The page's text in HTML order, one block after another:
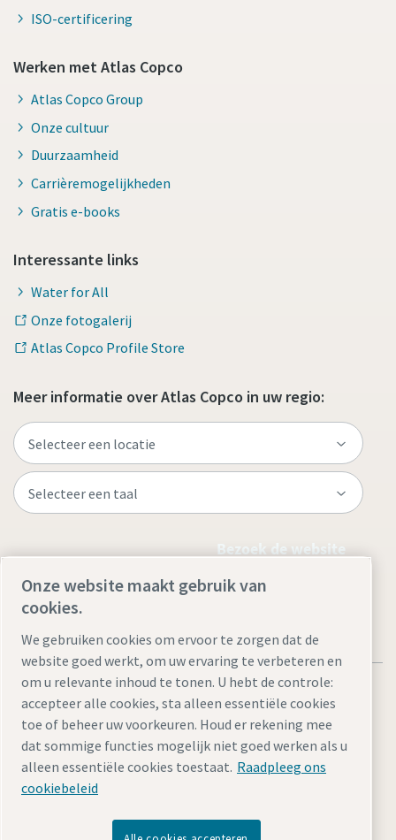
ISO-certificering
Werken met Atlas Copco
Atlas Copco Group
Onze cultuur
Duurzaamheid
Carrièremogelijkheden
Gratis e-books
Interessante links
Water for All
Onze fotogalerij
Atlas Copco Profile Store
Meer informatie over Atlas Copco in uw regio:
Bezoek de website
Juridische kennisgevingen en privacyverklaringen
Cookie-instellingen beheren
© 2026 Atlas Copco AB
Onze website maakt gebruik van
cookies.
We gebruiken cookies om ervoor te zorgen dat de
website goed werkt, om uw ervaring te verbeteren en
om u relevante inhoud te tonen. U hebt de controle:
accepteer alle cookies, sta alleen essentiële cookies
toe of beheer uw voorkeuren. Houd er rekening mee
dat sommige functies mogelijk niet goed werken als u
alleen essentiële cookies toestaat. Raadpleeg ons
cookiebeleid